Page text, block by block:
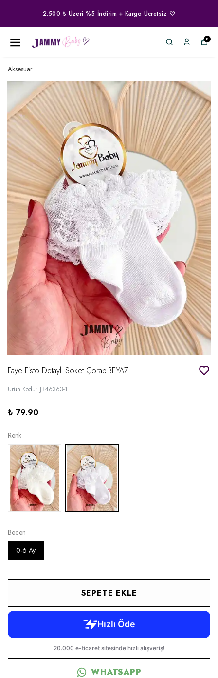
2.500 ₺ Üzeri %5 İndirim + Kargo Ücretsiz ♡
0
Aksesuar
Faye Fisto Detaylı Soket Çorap-BEYAZ
Ürün Kodu: JB46363-1
₺ 79.90
Renk
Beden
0-6 Ay
SEPETE EKLE
WHATSAPP